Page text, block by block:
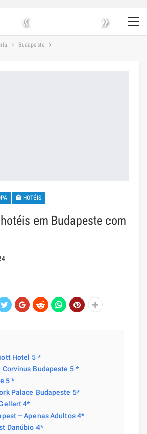
« »
Budapeste
🏨 HOTÉIS
em Budapeste com
Hotel 5 *
Budapeste 5 *
5 *
Palace Budapeste 5*
4*
– Apenas Adultos 4*
Danúbio 4*